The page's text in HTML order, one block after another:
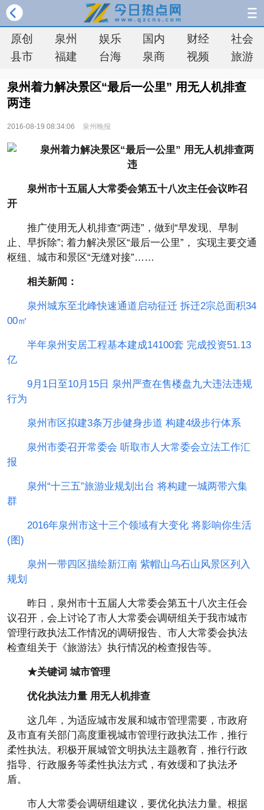
原创 泉州 娱乐 国内 财经
社会
县市
福建 台海 泉商 视频 旅游
泉州着力解决景区“最后一公里” 用无人机排查
两违
2016-08-19 08:34:06 泉州晚报
泉州市十五届人大常委会第五十八次主任会议昨召
开
推广使用无人机排查“两违”，做到“早发现、早制
止、早拆除”; 着力解决景区“最后一公里”， 实现主要交通
枢纽、城市和景区“无缝对接”……
相关新闻：
泉州城东至北峰快速通道启动征迁 拆迁2宗总面积34
00㎡
半年泉州安居工程基本建成14100套 完成投资51.13
亿
9月1日至10月15日 泉州严查在售楼盘九大违法违规
行为
泉州市区拟建3条万步健身步道 构建4级步行体系
泉州市委召开常委会 听取市人大常委会立法工作汇
报
泉州“十三五”旅游业规划出台 将构建一城两带六集
群
2016年泉州市这十三个领域有大变化 将影响你生活
(图)
泉州一带四区描绘新江南 紫帽山乌石山风景区列入
规划
昨日，泉州市十五届人大常委会第五十八次主任会
议召开，会上讨论了市人大常委会调研组关于我市城市
管理行政执法工作情况的调研报告、市人大常委会执法
检查组关于《旅游法》执行情况的检查报告等。
★关键词 城市管理
优化执法力量 用无人机排查
这几年，为适应城市发展和城市管理需要，市政府
及市直有关部门高度重视城市管理行政执法工作，推行
柔性执法。积极开展城管文明执法主题教育，推行行政
指导、行政服务等柔性执法方式，有效缓和了执法矛
盾。
市人大常委会调研组建议，要优化执法力量。根据